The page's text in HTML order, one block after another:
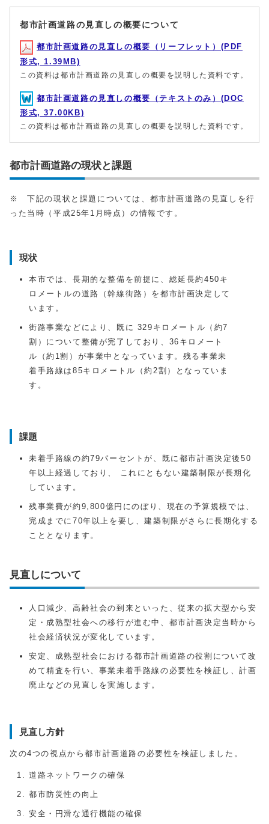
都市計画道路の見直しの概要について
都市計画道路の見直しの概要（リーフレット）(PDF
形式, 1.39MB)
この資料は都市計画道路の見直しの概要を説明した資料です。
都市計画道路の見直しの概要（テキストのみ）(DOC
形式, 37.00KB)
この資料は都市計画道路の見直しの概要を説明した資料です。
都市計画道路の現状と課題
※ 下記の現状と課題については、都市計画道路の見直しを行
った当時（平成25年1月時点）の情報です。
現状
本市では、長期的な整備を前提に、総延長約450キ
ロメートルの道路（幹線街路）を都市計画決定して
います。
街路事業などにより、既に 329キロメートル（約7
割）について整備が完了しており、36キロメート
ル（約1割）が事業中となっています。残る事業未
着手路線は85キロメートル（約2割）となっていま
す。
課題
未着手路線の約79パーセントが、既に都市計画決定後50
年以上経過しており、 これにともない建築制限が長期化
しています。
残事業費が約9,800億円にのぼり、現在の予算規模では、
完成までに70年以上を要し、建築制限がさらに長期化する
こととなります。
見直しについて
人口減少、高齢社会の到来といった、従来の拡大型から安
定・成熟型社会への移行が進む中、都市計画決定当時から
社会経済状況が変化しています。
安定、成熟型社会における都市計画道路の役割について改
めて精査を行い、事業未着手路線の必要性を検証し、計画
廃止などの見直しを実施します。
見直し方針
次の4つの視点から都市計画道路の必要性を検証しました。
道路ネットワークの確保
都市防災性の向上
安全・円滑な通行機能の確保